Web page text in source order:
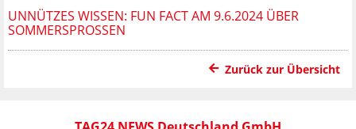
UNNÜTZES WISSEN: FUN FACT AM 9.6.2024 ÜBER
SOMMERSPROSSEN
Zurück zur Übersicht